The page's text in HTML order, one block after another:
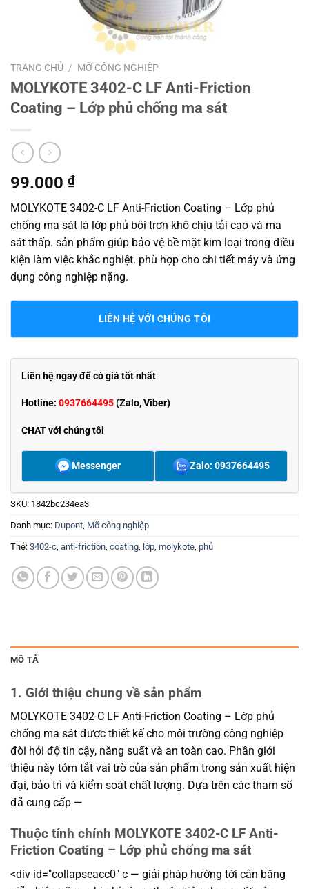
TRANG CHỦ / MỠ CÔNG NGHIỆP
MOLYKOTE 3402-C LF Anti-Friction
Coating – Lớp phủ chống ma sát
99.000 ₫
MOLYKOTE 3402-C LF Anti-Friction Coating – Lớp phủ
chống ma sát là lớp phủ bôi trơn khô chịu tải cao và ma
sát thấp. sản phẩm giúp bảo vệ bề mặt kim loại trong điều
kiện làm việc khắc nghiệt. phù hợp cho chi tiết máy và ứng
dụng công nghiệp nặng.
LIÊN HỆ VỚI CHÚNG TÔI
Liên hệ ngay để có giá tốt nhất
Hotline: 0937664495(Zalo, Viber)
CHAT với chúng tôi
Messenger Zalo: 0937664495
SKU: 1842bc234ea3
Danh mục: Dupont Mỡ công nghiệp
Thẻ: 3402-c anti-friction coating lớp molykote phủ
MÔ TẢ
1. Giới thiệu chung về sản phẩm
MOLYKOTE 3402-C LF Anti-Friction Coating – Lớp phủ
chống ma sát được thiết kế cho môi trường công nghiệp
đòi hỏi độ tin cậy, năng suất và an toàn cao. Phần giới
thiệu này tóm tắt vai trò của sản phẩm trong sản xuất hiện
đại, bảo trì và kiểm soát chất lượng. Dựa trên các tham số
đã cung cấp —
Thuộc tính chính MOLYKOTE 3402-C LF Anti-
Friction Coating – Lớp phủ chống ma sát
<div id="collapseacc0" c — giải pháp hướng tới cân bằng